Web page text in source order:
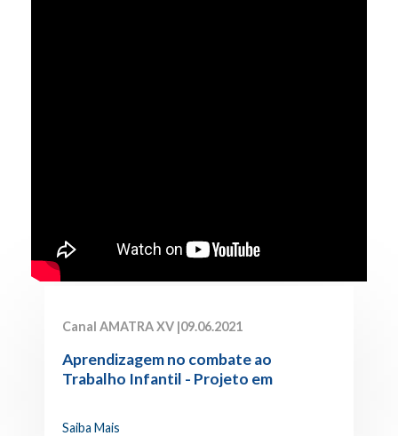
Canal AMATRA XV |09.06.2021
Aprendizagem no combate ao
Trabalho Infantil - Projeto em
Saiba Mais